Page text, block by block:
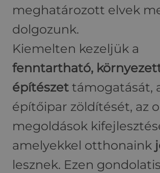
meghatározott elvek
dolgozunk.
Kiemelten kezeljük a
fenntartható,
építészet támogatását,
építőipar zöldítését, az
megoldások
amelyekkel otthonaink
lesznek. Ezen